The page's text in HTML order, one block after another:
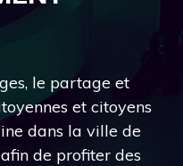
le partage et
et citoyens
dans la ville de
de profiter des